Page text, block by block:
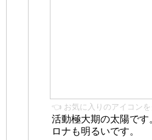
👈 お気に入りのアイコンを
活動極大期の太陽です
ロナも明るいです。